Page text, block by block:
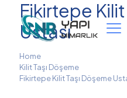
Fikirtepe Kilit
Ustası
Home
Kilit Taşı Döşeme
Fikirtepe Kilit Taşı Döşeme